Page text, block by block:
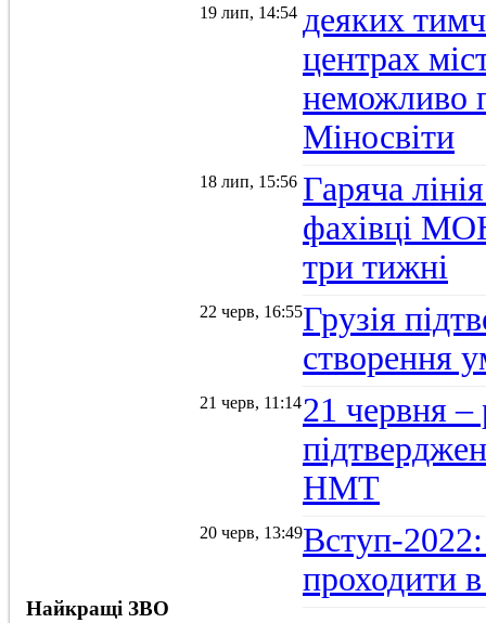
19 лип, 14:54 деяких
центрах
неможливо
Міносвіти
18 лип, 15:56 Гаряча
фахівці
три тижні
22 черв, 16:55Грузія
створення
21 черв, 11:1421 червня –
НМТ
20 черв, 13:49Вступ-
проходити в
Найкращі ЗВО